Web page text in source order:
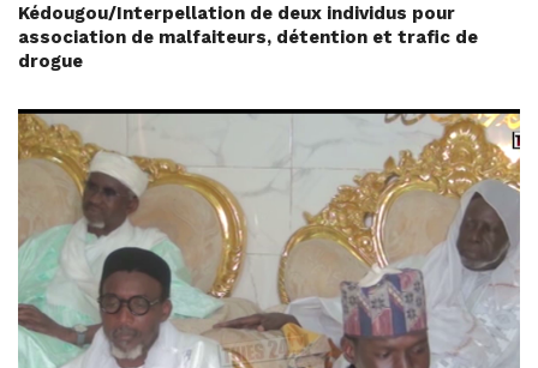
Kédougou/Interpellation de deux individus pour
association de malfaiteurs, détention et trafic de
drogue